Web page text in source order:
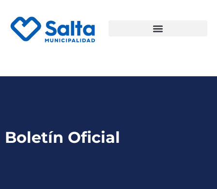
Boletín Oficial